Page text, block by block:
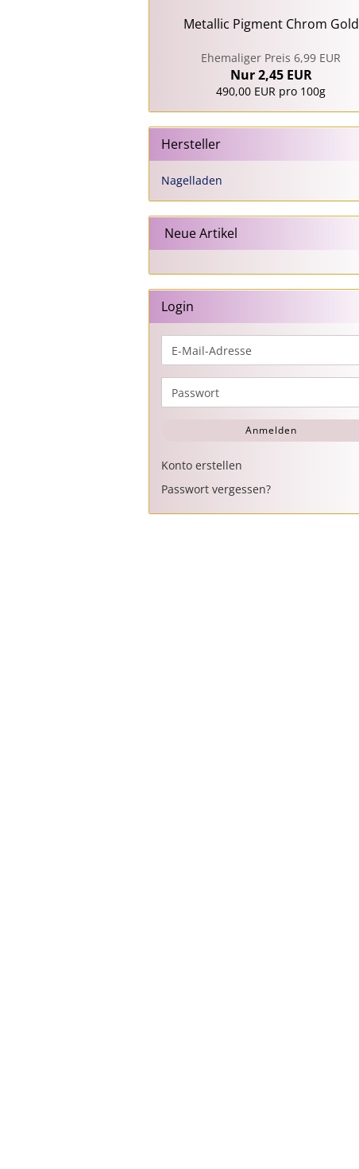
Metallic Pigment Chrom Gold
Ehemaliger Preis 6,99 EUR
Nur 2,45 EUR
490,00 EUR pro 100g
Hersteller
Nagelladen
Neue Artikel
Login
E-
Mail-
Adresse
Passwort
Anmelden
Konto erstellen
Passwort vergessen?